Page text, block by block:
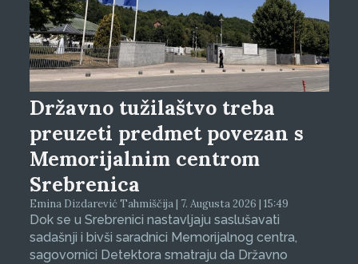
Državno tužilaštvo treba
preuzeti predmet povezan s
Memorijalnim centrom
Srebrenica
Emina Dizdarević Tahmiščija | 7. Augusta 2026 | 15:49
Dok se u Srebrenici nastavljaju saslušavati
sadašnji i bivši saradnici Memorijalnog centra,
sagovornici Detektora smatraju da Državno